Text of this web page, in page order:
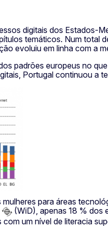
digitais dos Estados-
temáticos. Num total
evoluiu em linha com a
padrões europeus no
Portugal continuou a
para áreas
(WiD), apenas 18 % dos
um nível de literacia